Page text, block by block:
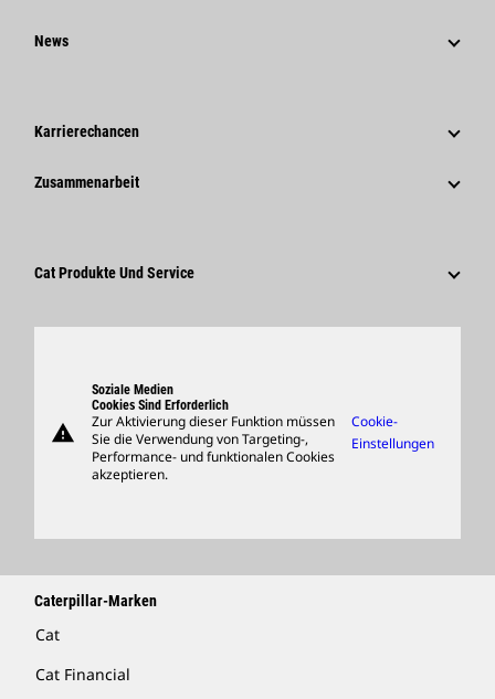
Strategie
Verhaltenskodex
Innovation
News
Unternehmensweite Pressemitteilungen
Karrierechancen
Warum Caterpillar?
Zusammenarbeit
Lieferanten
Cat Produkte Und Service
Support
Merchandise
Händler Suchen
warning
Soziale Medien
Cookies Sind Erforderlich
Zur Aktivierung dieser Funktion müssen
Sie die Verwendung von Targeting-,
Performance- und funktionalen Cookies
akzeptieren.
Cookie-
Einstellungen
Caterpillar-Marken
Cat
Cat Financial